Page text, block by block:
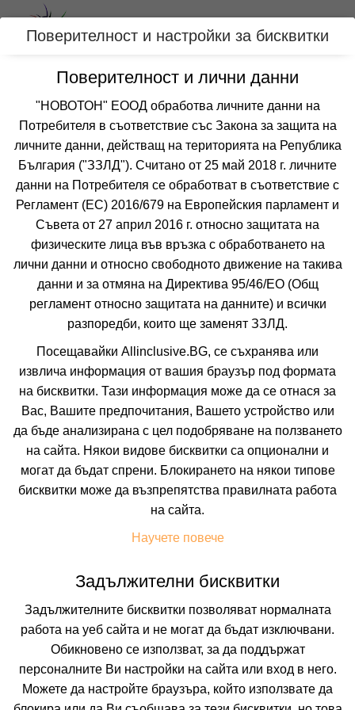
Вход
Категории
Оферти със спа център за БЯЛА,
БЪЛГАРИЯ
Още курорти Филтри
 Сортирай по:
Не изпускайте нито една оферта!
Искате да получавате първи най-новите и най-
добрите ни предложения и специални
отстъпки?
Абонирайте се за нашия бюлетин сега !
Абонирай ме
Поверителност и настройки за бисквитки
Поверителност и лични данни
"НОВОТОН" ЕООД обработва личните данни на
Потребителя в съответствие със Закона за защита на
личните данни, действащ на територията на Република
България ("ЗЗЛД"). Считано от 25 май 2018 г. личните
данни на Потребителя се обработват в съответствие с
Регламент (ЕС) 2016/679 на Европейския парламент и
Съвета от 27 април 2016 г. относно защитата на
физическите лица във връзка с обработването на
лични данни и относно свободното движение на такива
данни и за отмяна на Директива 95/46/EО (Общ
регламент относно защитата на данните) и всички
разпоредби, които ще заменят ЗЗЛД.
Посещавайки Allinclusive.BG, се съхранява или
извлича информация от вашия браузър под формата
на бисквитки. Тази информация може да се отнася за
Вас, Вашите предпочитания, Вашето устройство или
да бъде анализирана с цел подобряване на ползването
на сайта. Някои видове бисквитки са опционални и
могат да бъдат спрени. Блокирането на някои типове
бисквитки може да възпрепятства правилната работа
на сайта.
Научете повече
Задължителни бисквитки
Задължителните бисквитки позволяват нормалната
работа на уеб сайта и не могат да бъдат изключвани.
Обикновено се използват, за да поддържат
персоналните Ви настройки на сайта или вход в него.
Можете да настройте браузъра, който използвате да